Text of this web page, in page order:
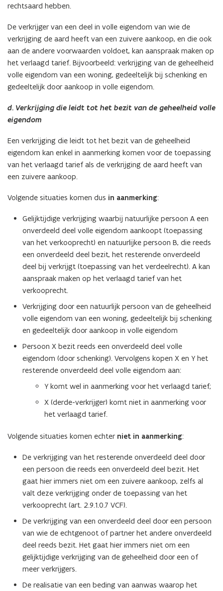
rechtsaard hebben.
De verkrijger van een deel in volle eigendom van wie de
verkrijging de aard heeft van een zuivere aankoop, en die ook
aan de andere voorwaarden voldoet, kan aanspraak maken op
het verlaagd tarief. Bijvoorbeeld: verkrijging van de geheelheid
volle eigendom van een woning, gedeeltelijk bij schenking en
gedeeltelijk door aankoop in volle eigendom.
d. Verkrijging die leidt tot het bezit van de geheelheid volle
eigendom
Een verkrijging die leidt tot het bezit van de geheelheid
eigendom kan enkel in aanmerking komen voor de toepassing
van het verlaagd tarief als de verkrijging de aard heeft van
een zuivere aankoop.
Volgende situaties komen dus in aanmerking:
Gelijktijdige verkrijging waarbij natuurlijke persoon A een
onverdeeld deel volle eigendom aankoopt (toepassing
van het verkooprecht) en natuurlijke persoon B, die reeds
een onverdeeld deel bezit, het resterende onverdeeld
deel bij verkrijgt (toepassing van het verdeelrecht). A kan
aanspraak maken op het verlaagd tarief van het
verkooprecht.
Verkrijging door een natuurlijk persoon van de geheelheid
volle eigendom van een woning, gedeeltelijk bij schenking
en gedeeltelijk door aankoop in volle eigendom
Persoon X bezit reeds een onverdeeld deel volle
eigendom (door schenking). Vervolgens kopen X en Y het
resterende onverdeeld deel volle eigendom aan:
Y komt wel in aanmerking voor het verlaagd tarief;
X (derde-verkrijger) komt niet in aanmerking voor
het verlaagd tarief.
Volgende situaties komen echter niet in aanmerking:
De verkrijging van het resterende onverdeeld deel door
een persoon die reeds een onverdeeld deel bezit. Het
gaat hier immers niet om een zuivere aankoop, zelfs al
valt deze verkrijging onder de toepassing van het
verkooprecht (art. 2.9.1.0.7 VCF).
De verkrijging van een onverdeeld deel door een persoon
van wie de echtgenoot of partner het andere onverdeeld
deel reeds bezit. Het gaat hier immers niet om een
gelijktijdige verkrijging van de geheelheid door een of
meer verkrijgers.
De realisatie van een beding van aanwas waarop het